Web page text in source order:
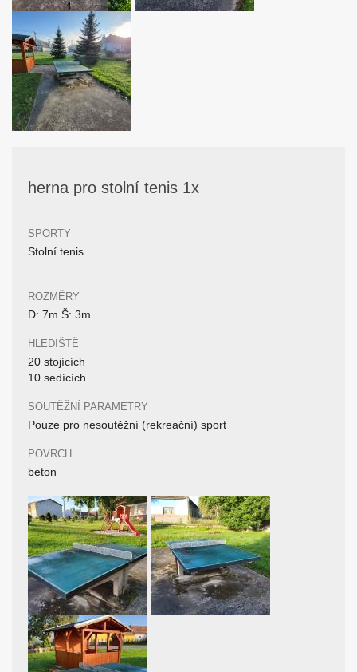
herna pro stolní tenis 1x
SPORTY
Stolní tenis
ROZMĚRY
D: 7m Š: 3m
HLEDIŠTĚ
20 stojících
10 sedících
SOUTĚŽNÍ PARAMETRY
Pouze pro nesoutěžní (rekreační) sport
POVRCH
beton